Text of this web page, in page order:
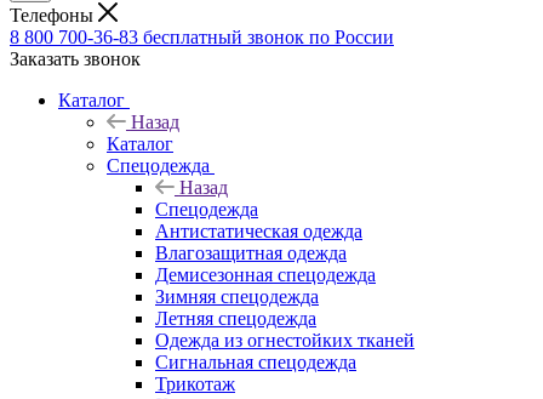
Телефоны
8 800 700-36-83 бесплатный звонок по России
Заказать звонок
Каталог
Назад
Каталог
Спецодежда
Назад
Спецодежда
Антистатическая одежда
Влагозащитная одежда
Демисезонная спецодежда
Зимняя спецодежда
Летняя спецодежда
Одежда из огнестойких тканей
Сигнальная спецодежда
Трикотаж